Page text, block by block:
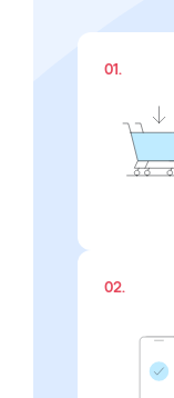
01.
02.